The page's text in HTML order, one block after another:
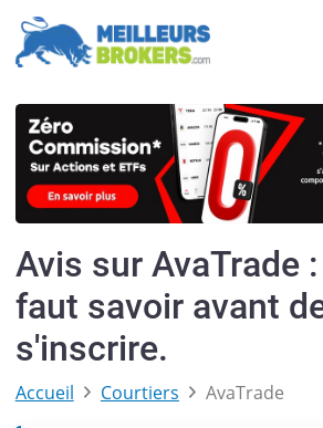
Avis sur AvaTrade :
faut savoir avant
s'inscrire.
Accueil Courtiers AvaTrade